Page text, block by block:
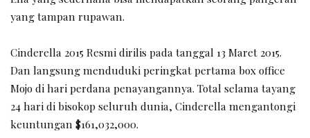
yang tampan rupawan.
Cinderella 2015 Resmi dirilis pada tanggal 13 Maret 2015.
Dan langsung menduduki peringkat pertama box office
Mojo di hari perdana penayangannya. Total selama tayang
24 hari di bisokop seluruh dunia, Cinderella mengantongi
keuntungan $161,032,000.